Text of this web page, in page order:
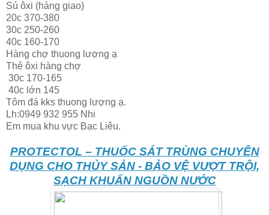
Sú ôxi (hàng giao)
20c 370-380
30c 250-260
40c 160-170
Hàng chợ thuong lượng ạ
Thẻ ôxi hàng chợ
30c 170-165
40c lớn 145
Tôm đá kks thuong lượng ạ.
Lh:0949 932 955 Nhi
Em mua khu vực Bạc Liêu.
PROTECTOL – THUỐC SÁT TRÙNG CHUYÊN
DỤNG CHO THỦY SẢN - BẢO VỆ VƯỢT TRỘI,
SẠCH KHUẨN NGUỒN NƯỚC